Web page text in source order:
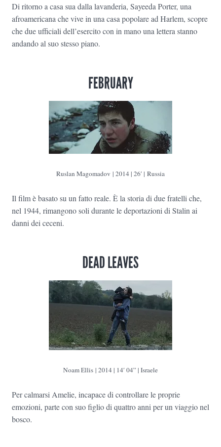
Di ritorno a casa sua dalla lavanderia, Sayeeda Porter, una
afroamericana che vive in una casa popolare ad Harlem, scopre
che due ufficiali dell’esercito con in mano una lettera stanno
andando al suo stesso piano.
FEBRUARY
Ruslan Magomadov | 2014 | 26′ | Russia
Il film è basato su un fatto reale. È la storia di due fratelli che,
nel 1944, rimangono soli durante le deportazioni di Stalin ai
danni dei ceceni.
DEAD LEAVES
Noam Ellis | 2014 | 14′ 04” | Israele
Per calmarsi Amelie, incapace di controllare le proprie
emozioni, parte con suo figlio di quattro anni per un viaggio nel
bosco.